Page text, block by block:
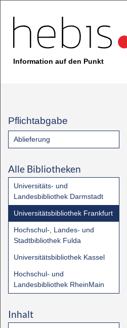
Information auf den Punkt
Pflichtabgabe
Ablieferung
Alle Bibliotheken
Universitäts- und
Landesbibliothek Darmstadt
Universitätsbibliothek Frankfurt
Hochschul-, Landes- und
Stadtbibliothek Fulda
Universitätsbibliothek Kassel
Hochschul- und
Landesbibliothek RheinMain
Inhalt